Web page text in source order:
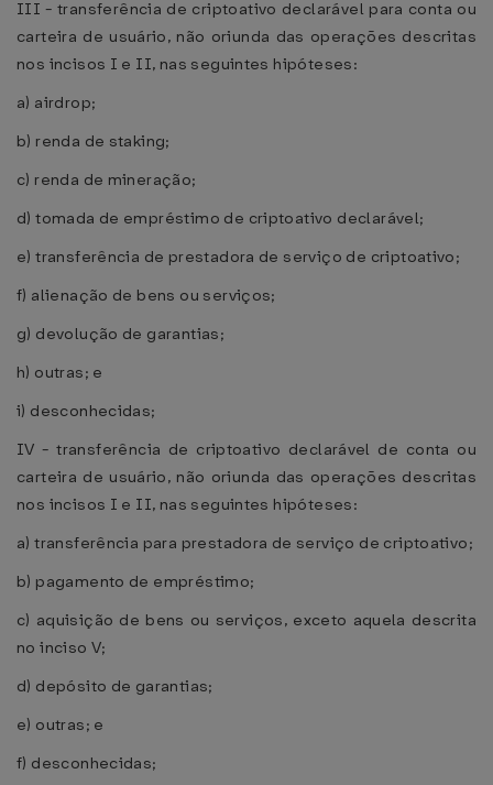
III - transferência de criptoativo declarável para conta ou
carteira de usuário, não oriunda das operações descritas
nos incisos I e II, nas seguintes hipóteses:
a) airdrop;
b) renda de staking;
c) renda de mineração;
d) tomada de empréstimo de criptoativo declarável;
e) transferência de prestadora de serviço de criptoativo;
f) alienação de bens ou serviços;
g) devolução de garantias;
h) outras; e
i) desconhecidas;
IV - transferência de criptoativo declarável de conta ou
carteira de usuário, não oriunda das operações descritas
nos incisos I e II, nas seguintes hipóteses:
a) transferência para prestadora de serviço de criptoativo;
b) pagamento de empréstimo;
c) aquisição de bens ou serviços, exceto aquela descrita
no inciso V;
d) depósito de garantias;
e) outras; e
f) desconhecidas;